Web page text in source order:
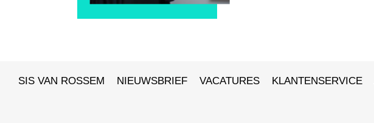
SIS VAN ROSSEM NIEUWSBRIEF VACATURES KLANTENSERVICE